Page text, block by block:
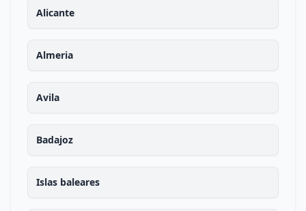
Alicante
Almeria
Avila
Badajoz
Islas baleares